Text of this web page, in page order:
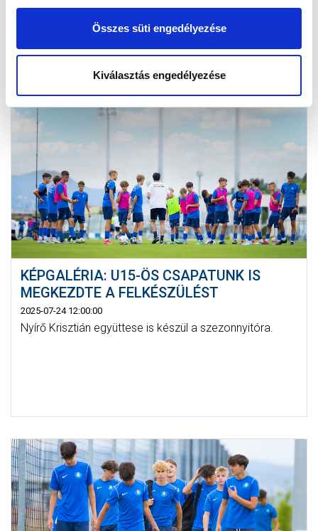
Összes süti engedélyezése
Kiválasztás engedélyezése
KÉPGALÉRIA: U15-ÖS CSAPATUNK IS
MEGKEZDTE A FELKÉSZÜLÉST
2025-07-24 12:00:00
Nyírő Krisztián együttese is készül a szezonnyitóra.